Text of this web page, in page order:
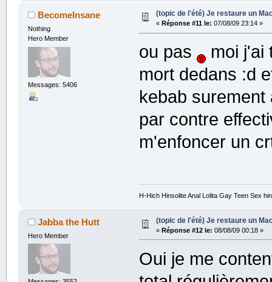
BecomeInsane
Nothing
Hero Member
Messages: 5406
(topic de l'été) Je restaure un
« Réponse #11 le: 07/08/09 23:14 »
ou pas
moi j'ai
mort dedans :d
kebab
par contre
m'enfoncer un
H-Hich Hinsolite Anal Lolita Gay Teen Sex
Jabba the Hutt
Hero Member
(topic de l'été) Je restaure un
« Réponse #12 le: 08/08/09 00:18 »
Oui je me